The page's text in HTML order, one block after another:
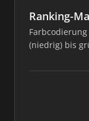
Ranking-
(niedrig) bis